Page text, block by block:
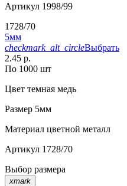
Артикул 1998/99
1728/70
5мм
checkmark_alt_circleВыбрать
2.45 р.
По 1000 шт
Цвет темная медь
Размер 5мм
Материал цветной металл
Артикул 1728/70
Выбор размера
xmark